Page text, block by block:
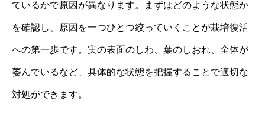
ているかで原因が異なります。まずはどのような状態か
を確認し、原因を一つひとつ絞っていくことが栽培復活
への第一歩です。実の表面のしわ、葉のしおれ、全体が
萎んでいるなど、具体的な状態を把握することで適切な
対処ができます。